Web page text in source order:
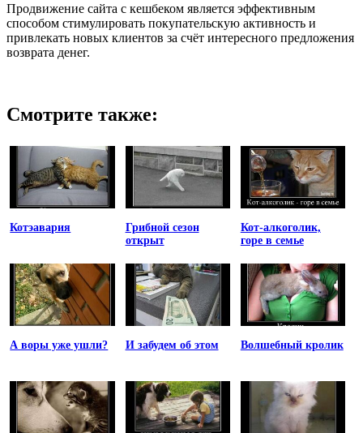
Продвижение сайта с кешбеком является эффективным
способом стимулировать покупательскую активность и
привлекать новых клиентов за счёт интересного предложения
возврата денег.
Смотрите также:
Котэавария
Грибной сезон
открыт
Кот-алкоголик,
горе в семье
А воры уже ушли? И забудем об этом Волшебный кролик